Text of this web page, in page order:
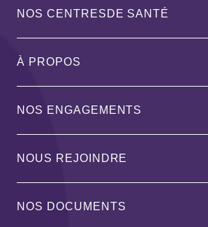
NOS CENTRESDE SANTÉ
À PROPOS
NOS ENGAGEMENTS
NOUS REJOINDRE
NOS DOCUMENTS